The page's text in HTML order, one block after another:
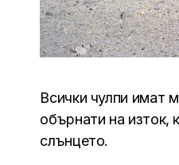
Всички чулпи имат
обърнати на изток,
слънцето.